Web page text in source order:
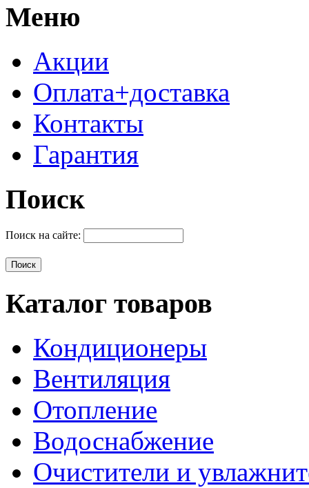
Меню
Акции
Оплата+доставка
Контакты
Гарантия
Поиск
Поиск на сайте:
Каталог товаров
Кондиционеры
Вентиляция
Отопление
Водоснабжение
Очистители и